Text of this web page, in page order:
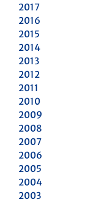
2017
2016
2015
2014
2013
2012
2011
2010
2009
2008
2007
2006
2005
2004
2003